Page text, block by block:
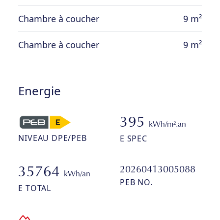
Prix: 185 000€ (sous réserve d’acceptation
des propriétaires).
Chambre à coucher 9 m²
Chambre à coucher 9 m²
Energie
NIVEAU DPE/PEB
395 kWh/m².an
E SPEC
35764 kWh/an
E TOTAL
20260413005088
PEB NO.